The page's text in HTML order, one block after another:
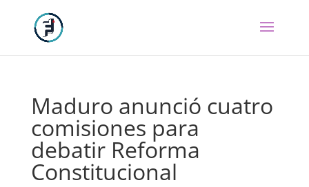
Maduro anunció cuatro
comisiones para
debatir Reforma
Constitucional